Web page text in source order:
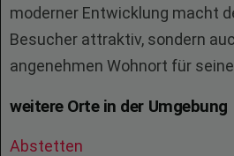
moderner Entwicklung macht
Besucher attraktiv, sondern
angenehmen Wohnort für
weitere Orte in der Umgebung
Abstetten